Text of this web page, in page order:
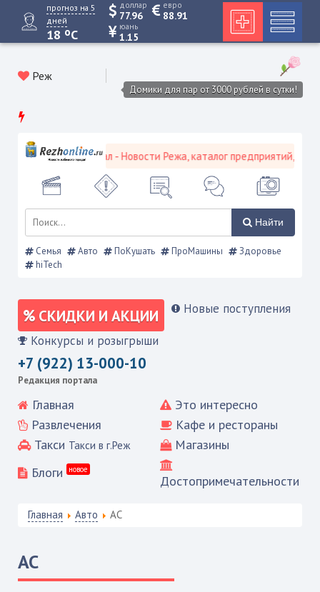
прогноз на 5
дней
18 oC
доллар
77.96
евро
88.91
юань
1.15
Реж
Домики для пар от 3000 рублей в сутки!
городской портал - Новости Режа, каталог предприятий,
Найти
Семья Авто ПоКушать ПроМашины
Здоровье
hiTech
СКИДКИ И АКЦИИ Новые поступления
Конкурсы и розыгрыши
+7 (922) 13-000-10
Редакция портала
Главная
Это интересно
Развлечения
Кафе и рестораны
Такси Такси в г.Реж
Магазины
Блоги
новое
Достопримечательности
Главная Авто AC
AC